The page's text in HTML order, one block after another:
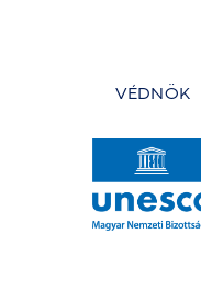
VÉDNÖK